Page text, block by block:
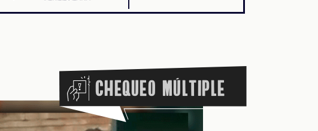
Chequeo Múltiple